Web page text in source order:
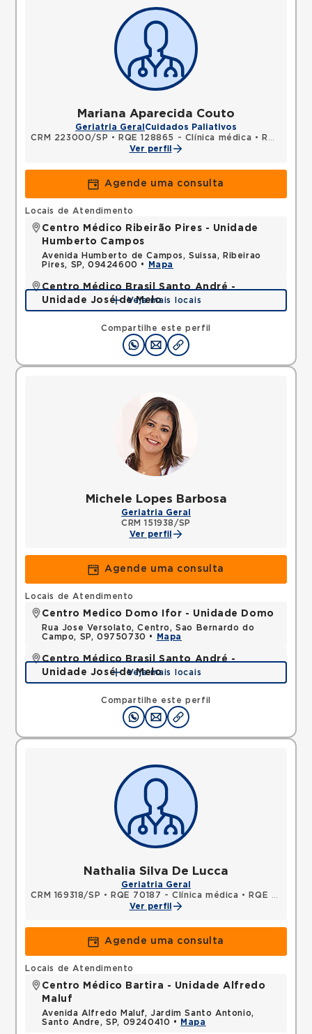
Mariana Aparecida Couto
Geriatria Geral Cuidados Paliativos
CRM 223000/SP • RQE 128865 - Clínica médica •
RQE 149674 - Geriatria
Ver perfil
Agende uma consulta
Compartilhe este perfil
Locais de Atendimento
Centro Médico Ribeirão Pires - Unidade
Humberto Campos
Avenida Humberto de Campos, Suissa, Ribeirao
Pires, SP, 09424600 •
Mapa
Centro Médico Brasil Santo André -
Unidade José de Melo
Rua Jose de Melo, Vila Dora, Santo Andre, SP,
09030580 •Mapa
Veja mais locais
Michele Lopes Barbosa
Geriatria Geral
CRM 151938/SP
Ver perfil
Agende uma consulta
Compartilhe este perfil
Locais de Atendimento
Centro Medico Domo Ifor - Unidade Domo
Rua Jose Versolato, Centro, Sao Bernardo do
Campo, SP, 09750730 •
Mapa
Centro Médico Brasil Santo André -
Unidade José de Melo
Rua Jose de Melo, Vila Dora, Santo Andre, SP,
09030580 •Mapa
Veja mais locais
Nathalia Silva De Lucca
Geriatria Geral
CRM 169318/SP • RQE 70187 - Clínica médica •
RQE 87979 - Geriatria
Ver perfil
Agende uma consulta
Locais de Atendimento
Centro Médico Bartira - Unidade Alfredo
Maluf
Avenida Alfredo Maluf, Jardim Santo Antonio,
Santo Andre, SP, 09240410 •
Mapa